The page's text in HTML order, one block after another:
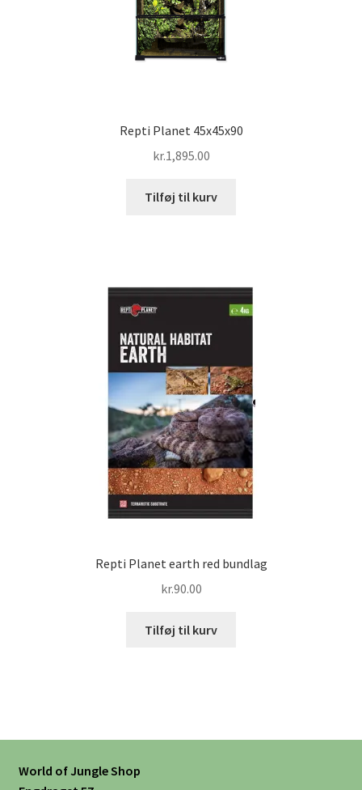
Repti Planet 45x45x90
kr.1,895.00
Tilføj til kurv
Repti Planet earth red bundlag
kr.90.00
Tilføj til kurv
World of Jungle Shop